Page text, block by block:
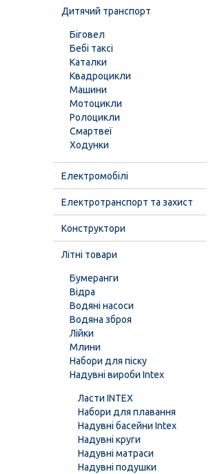
Дитячий транспорт
Біговел
Бебі таксі
Каталки
Квадроцикли
Машини
Мотоцикли
Ролоцикли
Смартвеї
Ходунки
Електромобілі
Електротранспорт та захист
Конструктори
Літні товари
Бумеранги
Відра
Водяні насоси
Водяна зброя
Лійки
Млини
Набори для піску
Надувні вироби Intex
Ласти INTEX
Набори для плавання
Надувні басейни Intex
Надувні круги
Надувні матраси
Надувні подушки